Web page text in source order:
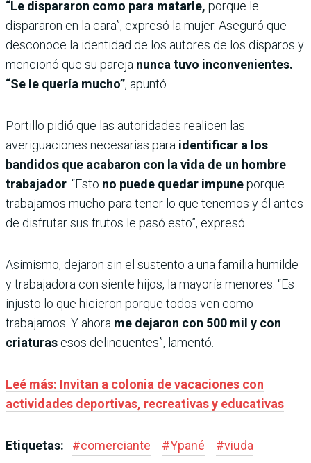
“Le dispararon como para matarle, porque le
dispararon en la cara”, expresó la mujer. Aseguró que
desconoce la identidad de los autores de los disparos y
mencionó que su pareja nunca tuvo inconvenientes.
“Se le quería mucho”, apuntó.
Portillo pidió que las autoridades realicen las
averiguaciones necesarias para identificar a los
bandidos que acabaron con la vida de un hombre
trabajador . “Esto no puede quedar impuneporque
trabajamos mucho para tener lo que tenemos y él antes
de disfrutar sus frutos le pasó esto”, expresó.
Asimismo, dejaron sin el sustento a una familia humilde
y trabajadora con siente hijos, la mayoría menores. “Es
injusto lo que hicieron porque todos ven como
trabajamos. Y ahora me dejaron con 500 mil y con
criaturas esos delincuentes”, lamentó.
Leé más: Invitan a colonia de vacaciones con
actividades deportivas, recreativas y educativas
Etiquetas: #comerciante #Ypané #viuda